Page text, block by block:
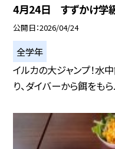
4月24日 すずかけ学
公開日 2026/04/24
全学年
イルカの大ジャンプ！水
り、ダイバーから餌をも